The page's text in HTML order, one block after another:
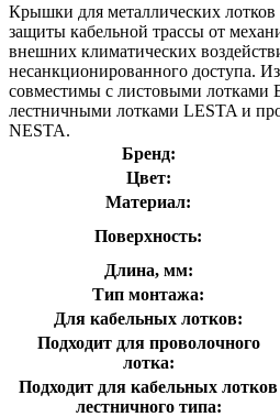
Крышки для металлических
защиты кабельной трассы от
внешних климатических
несанкционированного доступа.
совместимы с листовыми лотками
лестничными лотками LESTA и
NESTA.
Бренд:
Цвет:
Материал:
Поверхность:
Длина, мм:
Тип монтажа:
Для кабельных лотков:
Подходит для проволочного
лотка:
Подходит для кабельных лотков
лестничного типа: